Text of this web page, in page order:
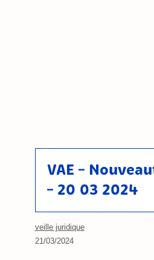
VAE –
– 20 03 2024
veille juridique
21/03/2024